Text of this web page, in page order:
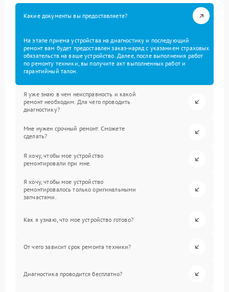
Какие документы вы предоставляете?
На этапе приема устройства на диагностику и последующий
ремонт вам будет предоставлен заказ-наряд с указанием страховых
обязательств на ваше устройство. Далее, после выполнения работ
по ремонту техники, вы получите акт выполненных работ и
гарантийный талон.
Я уже знаю в чем неисправность и какой
ремонт необходим. Для чего проводить
диагностику?
Мне нужен срочный ремонт. Сможете
сделать?
Я хочу, чтобы мое устройство
ремонтировали при мне.
Я хочу, чтобы мое устройство
ремонтировалось только оригинальными
запчастями.
Как я узнаю, что мое устройство готово?
От чего зависит срок ремонта техники?
Диагностика проводится бесплатно?